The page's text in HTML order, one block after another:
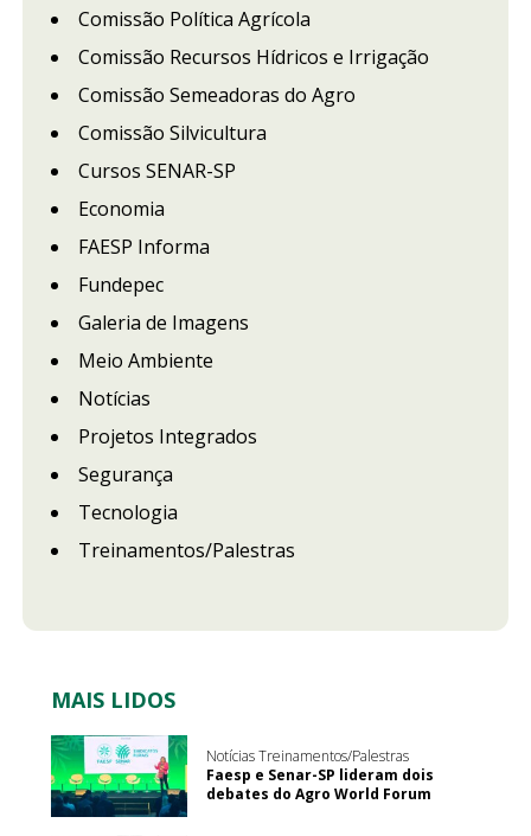
Comissão Política Agrícola
Comissão Recursos Hídricos e Irrigação
Comissão Semeadoras do Agro
Comissão Silvicultura
Cursos SENAR-SP
Economia
FAESP Informa
Fundepec
Galeria de Imagens
Meio Ambiente
Notícias
Projetos Integrados
Segurança
Tecnologia
Treinamentos/Palestras
MAIS LIDOS
Notícias Treinamentos/Palestras
Faesp e Senar-SP lideram dois
debates do Agro World Forum